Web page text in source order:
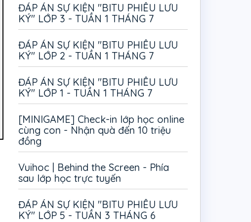
ĐÁP ÁN SỰ KIỆN "BITU PHIÊU LƯU
KÝ" LỚP 3 - TUẦN 1 THÁNG 7
ĐÁP ÁN SỰ KIỆN "BITU PHIÊU LƯU
KÝ" LỚP 2 - TUẦN 1 THÁNG 7
ĐÁP ÁN SỰ KIỆN "BITU PHIÊU LƯU
KÝ" LỚP 1 - TUẦN 1 THÁNG 7
[MINIGAME] Check-in lớp học online
cùng con - Nhận quà đến 10 triệu
đồng
Vuihoc | Behind the Screen - Phía
sau lớp học trực tuyến
ĐÁP ÁN SỰ KIỆN "BITU PHIÊU LƯU
KÝ" LỚP 5 - TUẦN 3 THÁNG 6